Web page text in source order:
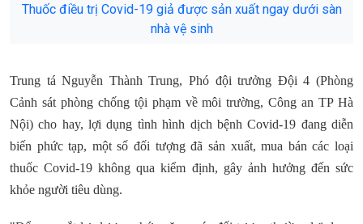
Thuốc điều trị Covid-19 giả được sản xuất ngay dưới sàn
nhà vệ sinh
Trung tá Nguyễn Thành Trung, Phó đội trưởng Đội 4 (Phòng
Cảnh sát phòng chống tội phạm về môi trường, Công an TP Hà
Nội) cho hay, lợi dụng tình hình dịch bệnh Covid-19 đang diễn
biến phức tạp, một số đối tượng đã sản xuất, mua bán các loại
thuốc Covid-19 không qua kiểm định, gây ảnh hưởng đến sức
khỏe người tiêu dùng.